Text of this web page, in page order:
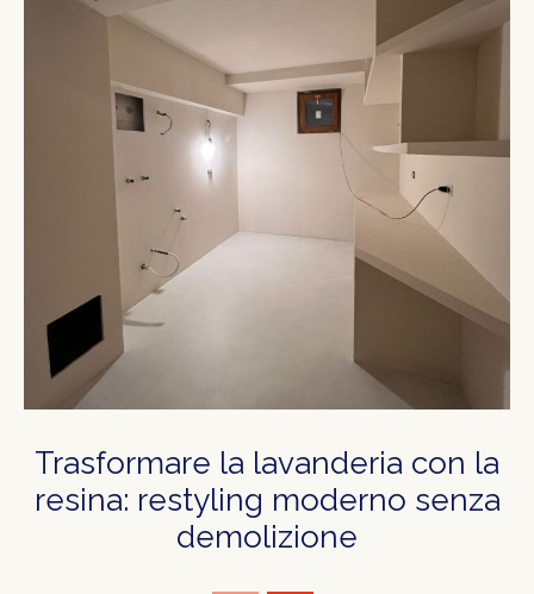
Trasformare la lavanderia con la
resina: restyling moderno senza
demolizione